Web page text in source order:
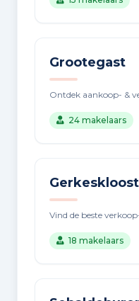
Grootegast
Ontdek aankoop- &
24 makelaars
Vind de beste
18 makelaars